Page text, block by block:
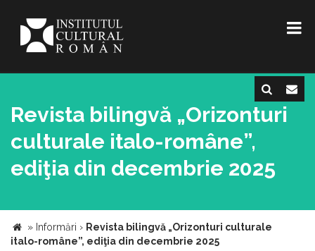
Revista bilingvă „Orizonturi
culturale italo-române”,
ediţia din decembrie 2025
» Informări › Revista bilingvă „Orizonturi culturale
italo-române”, ediţia din decembrie 2025